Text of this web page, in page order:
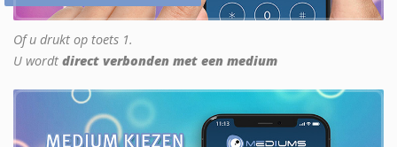
Of u drukt op toets 1.
U wordt direct verbonden met een medium